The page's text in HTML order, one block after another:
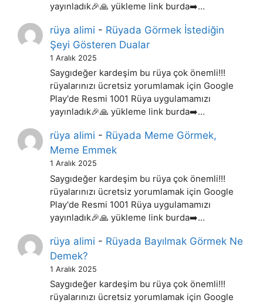
yayınladık🎉🙏 yükleme link burda➡️…
rüya alimi - Rüyada Görmek İstediğin
Şeyi Gösteren Dualar
1 Aralık 2025
Saygıdeğer kardeşim bu rüya çok önemli!!!
rüyalarınızı ücretsiz yorumlamak için Google
Play'de Resmi 1001 Rüya uygulamamızı
yayınladık🎉🙏 yükleme link burda➡️…
rüya alimi - Rüyada Meme Görmek,
Meme Emmek
1 Aralık 2025
Saygıdeğer kardeşim bu rüya çok önemli!!!
rüyalarınızı ücretsiz yorumlamak için Google
Play'de Resmi 1001 Rüya uygulamamızı
yayınladık🎉🙏 yükleme link burda➡️…
rüya alimi - Rüyada Bayılmak Görmek Ne
Demek?
1 Aralık 2025
Saygıdeğer kardeşim bu rüya çok önemli!!!
rüyalarınızı ücretsiz yorumlamak için Google